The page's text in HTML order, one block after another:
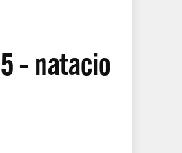
– natacio